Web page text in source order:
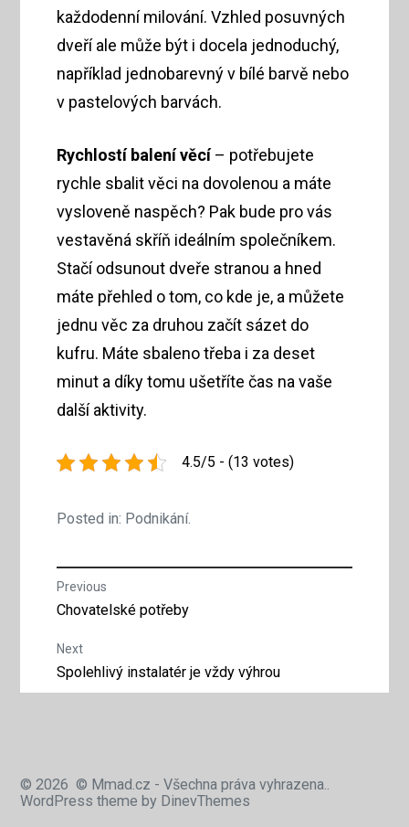
každodenní milování. Vzhled posuvných
dveří ale může být i docela jednoduchý,
například jednobarevný v bílé barvě nebo
v pastelových barvách.
Rychlostí balení věcí– potřebujete
rychle sbalit věci na dovolenou a máte
vysloveně naspěch? Pak bude pro vás
vestavěná skříň ideálním společníkem.
Stačí odsunout dveře stranou a hned
máte přehled o tom, co kde je, a můžete
jednu věc za druhou začít sázet do
kufru. Máte sbaleno třeba i za deset
minut a díky tomu ušetříte čas na vaše
další aktivity.
4.5/5 - (13 votes)
Posted in: Podnikání.
Navigace
pro
příspěvek
Previous
Previous
Chovatelské potřeby
Next
Next
post:
Spolehlivý instalatér je vždy výhrou
© 2026 © Mmad.cz - Všechna práva vyhrazena..
WordPress theme by DinevThemes